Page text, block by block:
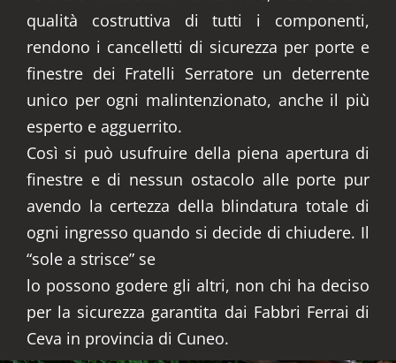
qualità costruttiva di tutti i componenti,
rendono i cancelletti di sicurezza per porte e
finestre dei Fratelli Serratore un deterrente
unico per ogni malintenzionato, anche il più
esperto e agguerrito.
Così si può usufruire della piena apertura di
finestre e di nessun ostacolo alle porte pur
avendo la certezza della blindatura totale di
ogni ingresso quando si decide di chiudere. Il
“sole a strisce” se
lo possono godere gli altri, non chi ha deciso
per la sicurezza garantita dai Fabbri Ferrai di
Ceva in provincia di Cuneo.